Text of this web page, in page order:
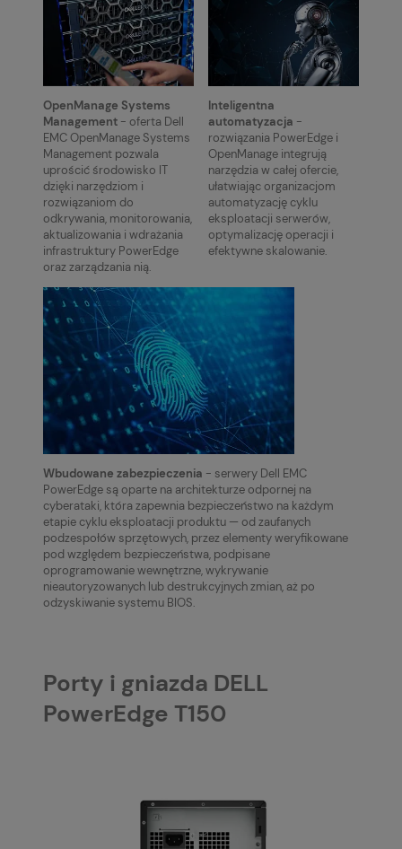
OpenManage Systems
Management - oferta Dell
EMC OpenManage Systems
Management pozwala
uprościć środowisko IT
dzięki narzędziom i
rozwiązaniom do
odkrywania, monitorowania,
aktualizowania i wdrażania
infrastruktury PowerEdge
oraz zarządzania nią.
Inteligentna
automatyzacja -
rozwiązania PowerEdge i
OpenManage integrują
narzędzia w całej ofercie,
ułatwiając organizacjom
automatyzację cyklu
eksploatacji serwerów,
optymalizację operacji i
efektywne skalowanie.
Wbudowane zabezpieczenia - serwery Dell EMC
PowerEdge są oparte na architekturze odpornej na
cyberataki, która zapewnia bezpieczeństwo na każdym
etapie cyklu eksploatacji produktu — od zaufanych
podzespołów sprzętowych, przez elementy weryfikowane
pod względem bezpieczeństwa, podpisane
oprogramowanie wewnętrzne, wykrywanie
nieautoryzowanych lub destrukcyjnych zmian, aż po
odzyskiwanie systemu BIOS.
Porty i gniazda DELL
PowerEdge T150